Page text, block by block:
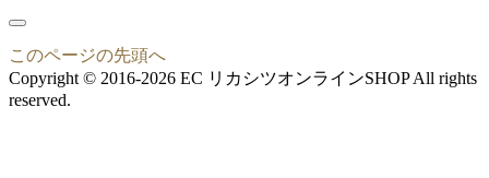
このページの先頭へ
Copyright © 2016-2026 EC リカシツオンラインSHOP All rights
reserved.